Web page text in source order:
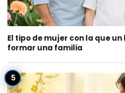
El tipo de mujer con la que
formar una familia